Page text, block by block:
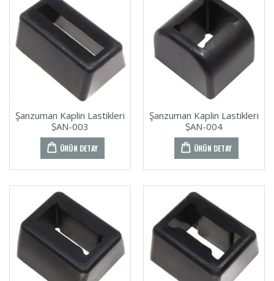
Şanzuman Kaplin Lastikleri
ŞAN-003
ÜRÜN DETAY
Şanzuman Kaplin Lastikleri
ŞAN-004
ÜRÜN DETAY